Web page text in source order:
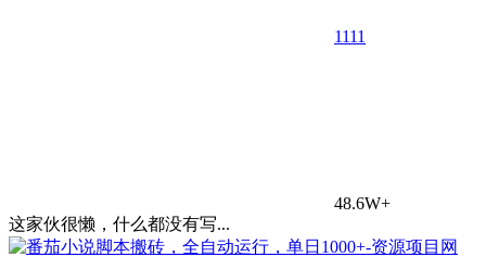
1111
48.6W+
这家伙很懒，什么都没有写...